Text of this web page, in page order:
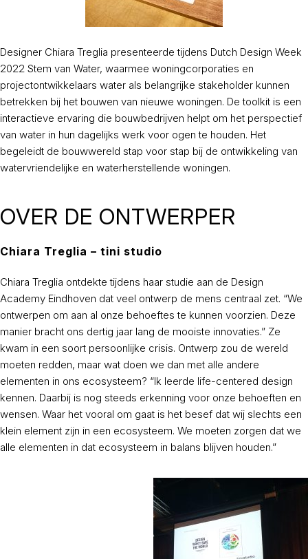
Designer Chiara Treglia presenteerde tijdens Dutch Design Week
2022 Stem van Water, waarmee woningcorporaties en
projectontwikkelaars water als belangrijke stakeholder kunnen
betrekken bij het bouwen van nieuwe woningen. De toolkit is een
interactieve ervaring die bouwbedrijven helpt om het perspectief
van water in hun dagelijks werk voor ogen te houden. Het
begeleidt de bouwwereld stap voor stap bij de ontwikkeling van
watervriendelijke en waterherstellende woningen.
OVER DE ONTWERPER
Chiara Treglia – tini studio
Chiara Treglia ontdekte tijdens haar studie aan de Design
Academy Eindhoven dat veel ontwerp de mens centraal zet. “We
ontwerpen om aan al onze behoeftes te kunnen voorzien. Deze
manier bracht ons dertig jaar lang de mooiste innovaties.” Ze
kwam in een soort persoonlijke crisis. Ontwerp zou de wereld
moeten redden, maar wat doen we dan met alle andere
elementen in ons ecosysteem? “Ik leerde life-centered design
kennen. Daarbij is nog steeds erkenning voor onze behoeften en
wensen. Waar het vooral om gaat is het besef dat wij slechts een
klein element zijn in een ecosysteem. We moeten zorgen dat we
alle elementen in dat ecosysteem in balans blijven houden.”